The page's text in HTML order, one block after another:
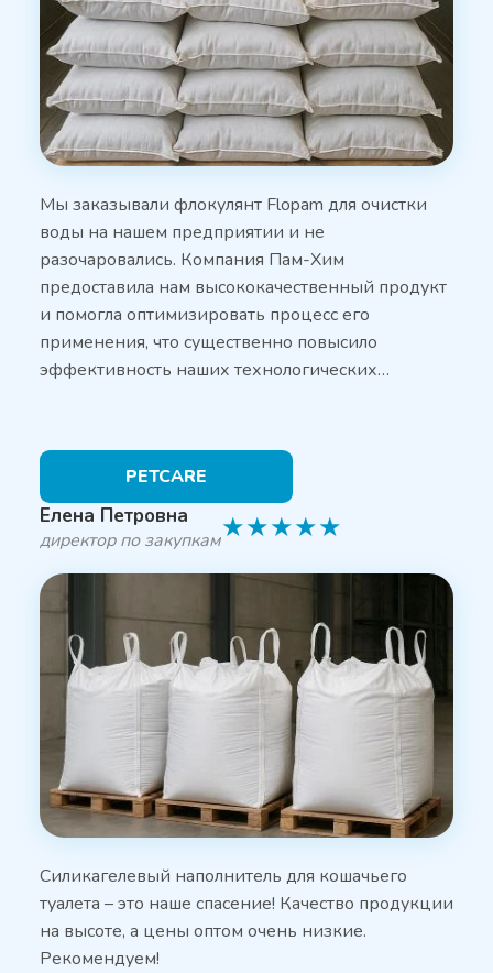
Мы заказывали флокулянт Flopam для очистки
воды на нашем предприятии и не
разочаровались. Компания Пам-Хим
предоставила нам высококачественный продукт
и помогла оптимизировать процесс его
применения, что существенно повысило
эффективность наших технологических…
PETCARE
Елена Петровна
директор по закупкам★★★★★
Силикагелевый наполнитель для кошачьего
туалета – это наше спасение! Качество продукции
на высоте, а цены оптом очень низкие.
Рекомендуем!